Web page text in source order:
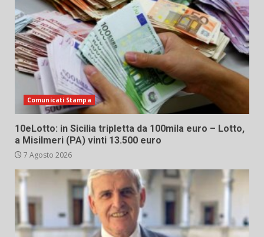
Comunicati Stampa
10eLotto: in Sicilia tripletta da 100mila euro – Lotto,
a Misilmeri (PA) vinti 13.500 euro
7 Agosto 2026